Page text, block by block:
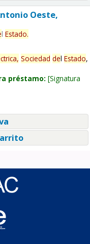
Oeste,
l Estado.
Sociedad del Estado,
préstamo: Signatura